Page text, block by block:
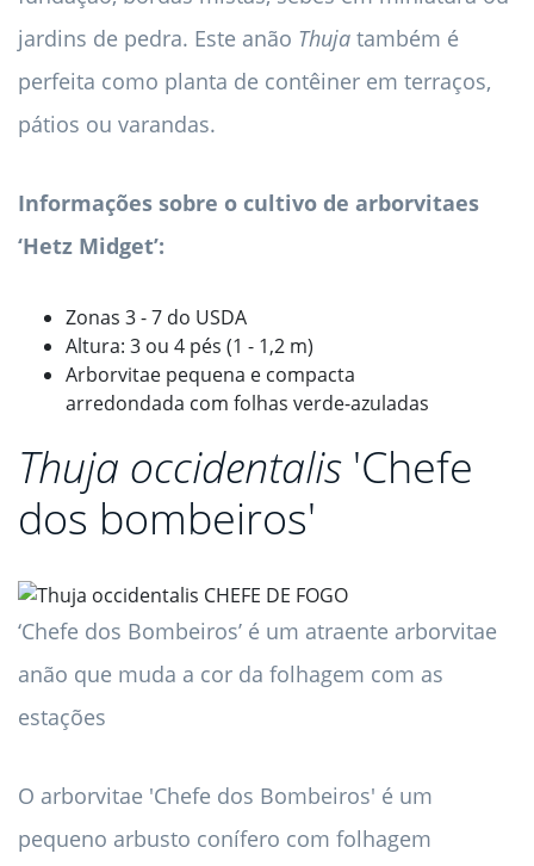
jardins de pedra. Este anão Thuja também é
perfeita como planta de contêiner em terraços,
pátios ou varandas.
Informações sobre o cultivo de arborvitaes
‘Hetz Midget’:
Zonas 3 - 7 do USDA
Altura: 3 ou 4 pés (1 - 1,2 m)
Arborvitae pequena e compacta
arredondada com folhas verde-azuladas
Thuja occidentalis 'Chefe
dos bombeiros'
‘Chefe dos Bombeiros’ é um atraente arborvitae
anão que muda a cor da folhagem com as
estações
O arborvitae 'Chefe dos Bombeiros' é um
pequeno arbusto conífero com folhagem